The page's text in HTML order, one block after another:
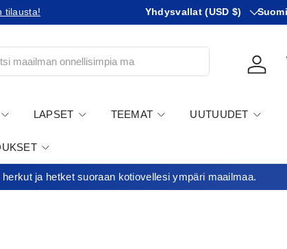
Tilaatko Yhdysvaltoihin? Tutustu uusiin tullikäytäntöihin!
Maa
Yhdysvallat (USD $) KIeli
Suomi
LAPSET TEEMAT UUTUUDET
ja hetket suoraan kotiovellesi ympäri maailmaa.